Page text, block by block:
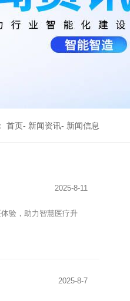
首页 新闻资讯 新闻信息
2025-8-11
验，助力智慧医疗升
2025-8-7